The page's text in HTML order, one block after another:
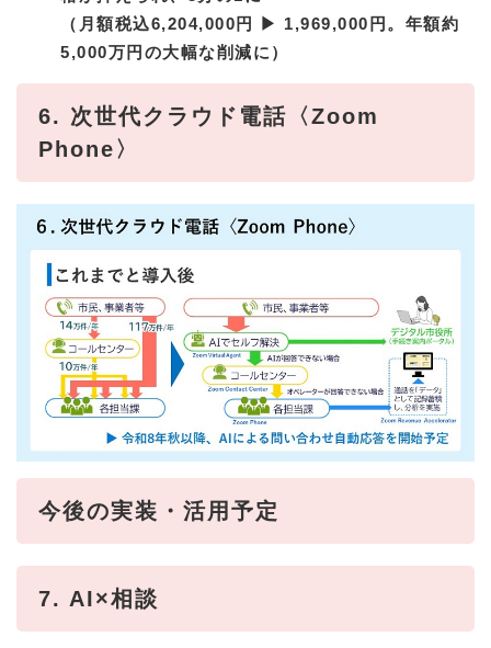
（月額税込6,204,000円 ▶ 1,969,000円。年額約
5,000万円の大幅な削減に）
6. 次世代クラウド電話〈Zoom
Phone〉​
今後の実装・活用予定
7. AI×相談